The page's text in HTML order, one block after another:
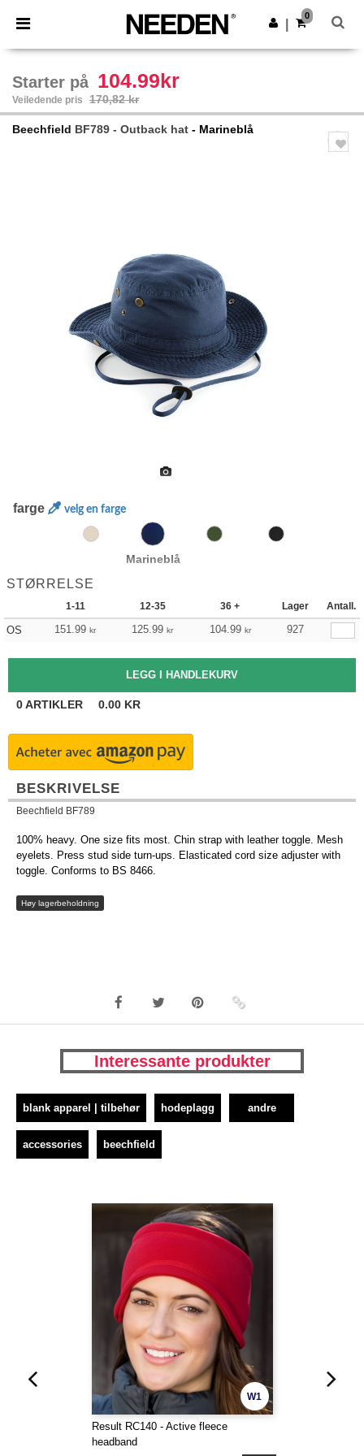
× Needen-app
Bedre priser i appen!
Last ned app
0
Starter på 104.99kr
Veiledende pris 170,82 kr
Beechfield BF789 - Outback hat - Marineblå
farge velg en farge
Marineblå
STØRRELSE
1-11 12-35 36 + Lager Antall.
OS 151.99 kr 125.99 kr 104.99 kr 927
0ARTIKLER 0.00 KR
BESKRIVELSE
Beechfield BF789
100% heavy. One size fits most. Chin strap with leather toggle. Mesh
eyelets. Press stud side turn-ups. Elasticated cord size adjuster with
toggle. Conforms to BS 8466.
Høy lagerbeholdning
Interessante produkter
blank apparel | tilbehør hodeplagg andre
accessories beechfield
W1
Result RC140 - Active fleece
headband